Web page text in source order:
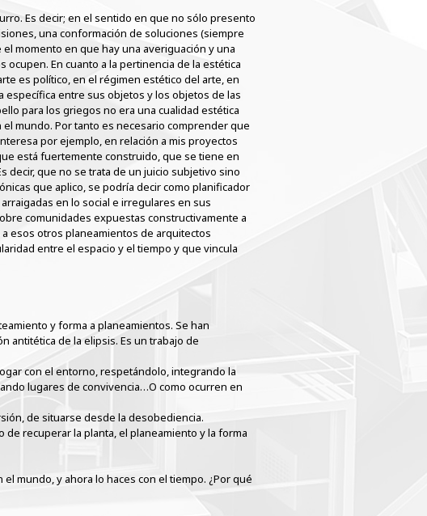
Es decir; en el sentido en que no sólo presento
una conformación de soluciones (siempre
momento en que hay una averiguación y una
En cuanto a la pertinencia de la estética
es político, en el régimen estético del arte, en
entre sus objetos y los objetos de las
para los griegos no era una cualidad estética
mundo. Por tanto es necesario comprender que
por ejemplo, en relación a mis proyectos
está fuertemente construido, que se tiene en
decir, que no se trata de un juicio subjetivo sino
que aplico, se podría decir como planificador
en lo social e irregulares en sus
comunidades expuestas constructivamente a
esos otros planeamientos de arquitectos
entre el espacio y el tiempo y que vincula
y forma a planeamientos. Se han
antitética de la elipsis. Es un trabajo de
con el entorno, respetándolo, integrando la
lugares de convivencia…O como ocurren en
de situarse desde la desobediencia.
recuperar la planta, el planeamiento y la forma
mundo, y ahora lo haces con el tiempo. ¿Por qué